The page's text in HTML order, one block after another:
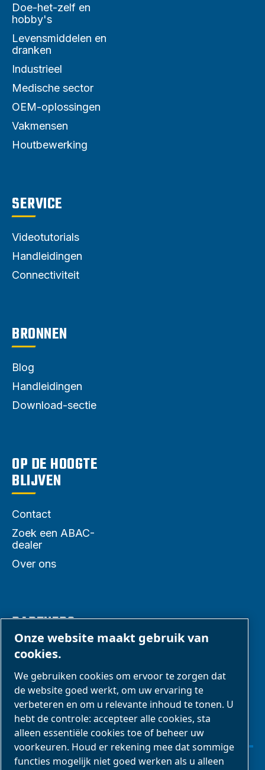
Doe-het-zelf en
hobby's
Levensmiddelen en
dranken
Industrieel
Medische sector
OEM-oplossingen
Vakmensen
Houtbewerking
SERVICE
Videotutorials
Handleidingen
Connectiviteit
BRONNEN
Blog
Handleidingen
Download-sectie
OP DE HOOGTE
BLIJVEN
Contact
Zoek een ABAC-
dealer
Over ons
PARTNERS
Zakenpartners
E-Connect 2,0
Zakelijke portal
ABAC-
mediagalerij
Onze website maakt gebruik van
cookies.
We gebruiken cookies om ervoor te zorgen dat
de website goed werkt, om uw ervaring te
verbeteren en om u relevante inhoud te tonen. U
hebt de controle: accepteer alle cookies, sta
alleen essentiële cookies toe of beheer uw
voorkeuren. Houd er rekening mee dat sommige
functies mogelijk niet goed werken als u alleen